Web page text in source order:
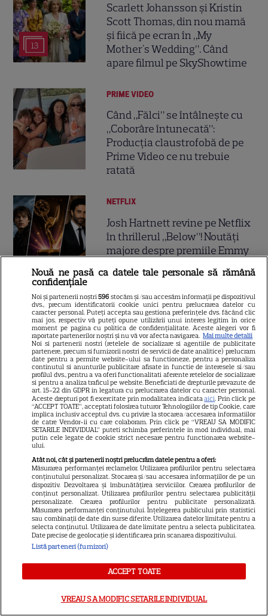
13
Scarlett Johansson și Kristin
Scott Thomas, din nou mamă
și fiică pe ecran în „My
Mother's Wedding”. Când
apare filmul pe SkyShowtime
PRIME VIDEO
Când „Fălci” se întâlnește cu
„Coborâre întunecată”:
Producția claustrofobă de pe
Prime Video ce nu trebuie
ratată
NETFLIX
Josh Hartnett revine pe Netflix
în thrillerul „Below”! Noutăți
majore despre premiile Emmy
3
DISNEY PLUS
Care-i buna și care-i reaua?
Emmy Rossum revine
spectaculos pe Disney+ în
thrillerul psihologic „Furie și
seducție”
ȘTIRI
25 de ani de la lansarea
filmului „Stăpânul inelelor:
Frăția Inelului”! Cum a creat
Peter Jackson una dintre cele
mai iubite producții fantasy din
istorie
PRIME VIDEO
Ride or Die pe Prime Video.
Octavia Spencer și Hannah
Waddingham, într-un serial cu
Nouă ne pasă ca datele tale personale să rămână
confidențiale
Noi și partenerii noștri596 stocăm și/sau accesăm informații pe dispozitivul
dvs., precum identificatorii cookie unici pentru prelucrarea datelor cu
caracter personal. Puteți accepta sau gestiona preferințele dvs. făcând clic
mai jos, respectiv vă puteți opune utilizării unui interes legitim în orice
moment pe pagina cu politica de confidențialitate. Aceste alegeri vor fi
raportate partenerilor noștri și nu vă vor afecta navigarea. Mai multe detalii
Noi si partenerii nostri (retelele de socializare si agentiile de publicitate
partenere, precum si furnizorii nostri de servicii de date analitice) prelucram
date pentru a permite website-ului sa functioneze, pentru a personaliza
continutul si anunturile publicitare afisate in functie de interesele si/sau
profilul dvs., pentru a va oferi functionalitati aferente retelelor de socializare
si pentru a analiza traficul pe website. Beneficiati de drepturile prevazute de
art. 15-22 din GDPR in legatura cu prelucrarea datelor cu caracter personal.
Aceste drepturi pot fi exercitate prin modalitatea indicataaici. Prin click pe
“ACCEPT TOATE”, acceptati folosirea tuturor Tehnologiilor de tip Cookie, care
implica inclusiv acceptul dvs. cu privire la stocarea/accesarea informatiilor
de catre Vendor-ii cu care colaboram. Prin click pe “VREAU SA MODIFIC
SETARILE INDIVIDUAL” puteti schimba preferintele in mod individual, mai
putin cele legate de cookie strict necesare pentru functionarea website-
ului.
Atât noi, cât și partenerii noștri prelucrăm datele pentru a oferi:
Măsurarea performanței reclamelor. Utilizarea profilurilor pentru selectarea
conținutului personalizat. Stocarea și/sau accesarea informațiilor de pe un
dispozitiv. Dezvoltarea și îmbunătățirea serviciilor. Crearea profilurilor de
conținut personalizat. Utilizarea profilurilor pentru selectarea publicității
personalizate. Crearea profilurilor pentru publicitate personalizată.
Măsurarea performanței conținutului. Înțelegerea publicului prin statistici
sau combinații de date din surse diferite. Utilizarea datelor limitate pentru a
selecta conținutul. Utilizarea de date limitate pentru a selecta publicitatea.
Date precise de geolocație și identificarea prin scanarea dispozitivului.
Listă parteneri (furnizori)
ACCEPT TOATE
VREAU SA MODIFIC SETARILE INDIVIDUAL